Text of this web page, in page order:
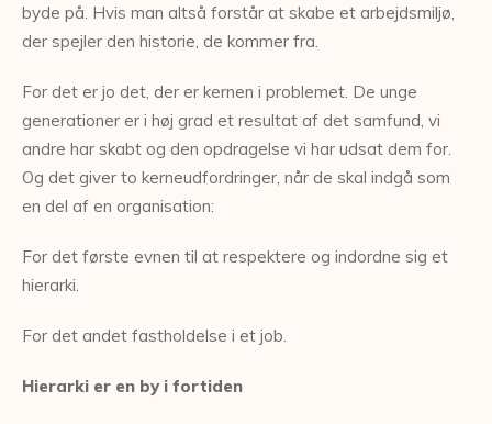
byde på. Hvis man altså forstår at skabe et arbejdsmiljø,
der spejler den historie, de kommer fra.
For det er jo det, der er kernen i problemet. De unge
generationer er i høj grad et resultat af det samfund, vi
andre har skabt og den opdragelse vi har udsat dem for.
Og det giver to kerneudfordringer, når de skal indgå som
en del af en organisation:
For det første evnen til at respektere og indordne sig et
hierarki.
For det andet fastholdelse i et job.
Hierarki er en by i fortiden